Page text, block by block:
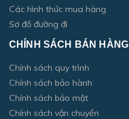
Các hình thức mua hàng
Sơ đồ đường đi
CHÍNH SÁCH BÁN HÀNG
Chính sách quy trình
Chính sách bảo hành
Chính sách bảo mật
Chính sách vận chuyển